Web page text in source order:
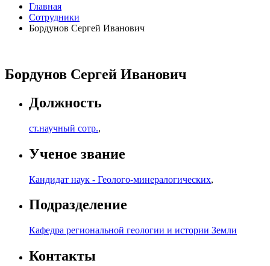
Главная
Сотрудники
Бордунов Сергей Иванович
Бордунов Сергей Иванович
Должность
ст.научный сотр.,
Ученое звание
Кандидат наук - Геолого-минералогических,
Подразделение
Кафедра региональной геологии и истории Земли
Контакты